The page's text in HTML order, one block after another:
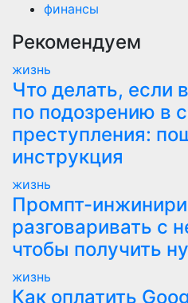
финансы
Рекомендуем
жизнь
Что делать, если
по подозрению в
преступления:
инструкция
жизнь
Промпт-
разговаривать с
чтобы получить
жизнь
Как оплатить